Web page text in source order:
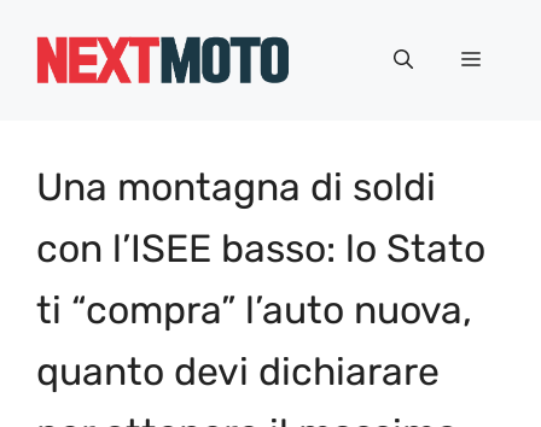
Menu
Una montagna di soldi
con l’ISEE basso: lo Stato
ti “compra” l’auto nuova,
quanto devi dichiarare